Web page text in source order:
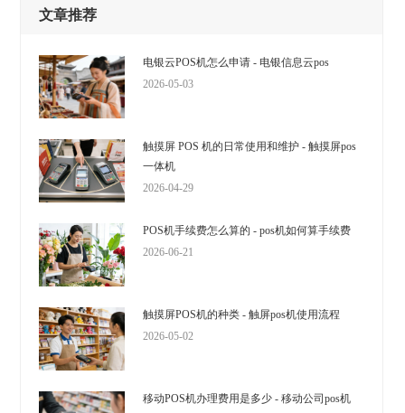
文章推荐
电银云POS机怎么申请 - 电银信息云pos
2026-05-03
触摸屏 POS 机的日常使用和维护 - 触摸屏pos
一体机
2026-04-29
POS机手续费怎么算的 - pos机如何算手续费
2026-06-21
触摸屏POS机的种类 - 触屏pos机使用流程
2026-05-02
移动POS机办理费用是多少 - 移动公司pos机